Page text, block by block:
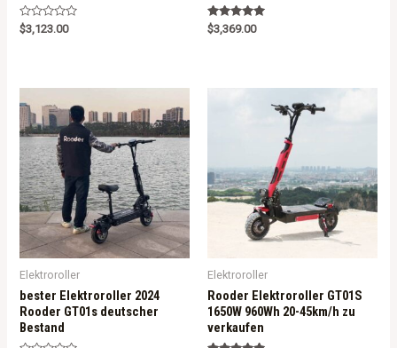
R
a
o
u
t
o
f
$3,123.00
Rated
5.00
$3,369.00
Elektroroller
bester Elektroroller 2024
Rooder GT01s deutscher
Bestand
Elektroroller
Rooder Elektroroller GT01S
1650W 960Wh 20-45km/h zu
verkaufen